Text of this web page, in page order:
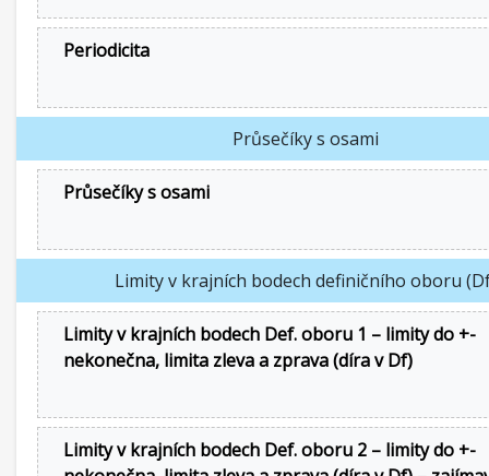
Periodicita
Průsečíky s osami
Průsečíky s osami
Limity v krajních bodech definičního oboru
Limity v krajních bodech Def. oboru 1 – limity do +-
nekonečna, limita zleva a zprava (díra v Df)
Limity v krajních bodech Def. oboru 2 – limity do +-